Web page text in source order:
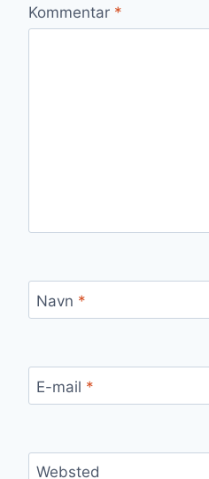
Kommentar *
Navn *
E-mail *
Websted